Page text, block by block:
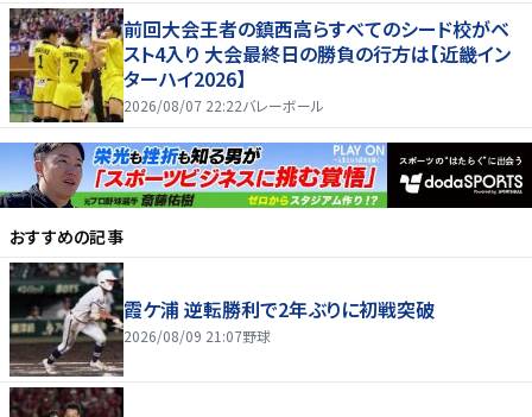
前回大会王者の鎮西高らすべてのシード校がベ
スト4入り 大会最終日の勝負の行方は【近畿イン
ターハイ2026】
2026/08/07 22:22バレーボール
おすすめの記事
霞ケ浦 逆転勝利で2年ぶりに初戦突破
2026/08/09 21:07野球